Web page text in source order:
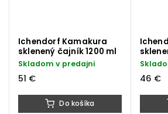
Ichendorf Kamakura
sklenený čajník 1200 ml
Skladom v predajni
51 €
Do košíka
46 €